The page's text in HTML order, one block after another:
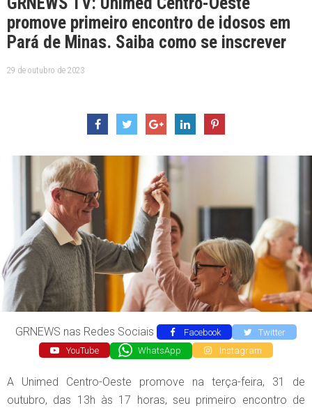
promove primeiro encontro de idosos em
Pará de Minas. Saiba como se inscrever
29 de outubro de 2023
GRNEWS nas Redes Sociais Facebook
Twitter
YouTube
WhatsApp Instagram
A Unimed Centro-Oeste promove na terça-feira, 31 de
outubro, das 13h às 17 horas, seu primeiro encontro de